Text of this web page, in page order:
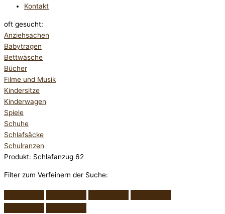
Kontakt
oft gesucht:
Anziehsachen
Babytragen
Bettwäsche
Bücher
Filme und Musik
Kindersitze
Kinderwagen
Spiele
Schuhe
Schlafsäcke
Schulranzen
Produkt: Schlafanzug 62
Filter zum Verfeinern der Suche: